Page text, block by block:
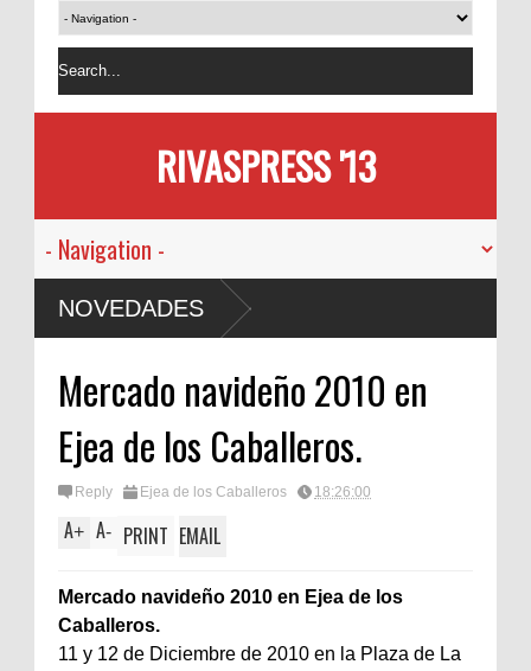
RIVASPRESS '13
NOVEDADES
Mercado navideño 2010 en
Ejea de los Caballeros.
Reply Ejea de los Caballeros 18:26:00
A+ A- PRINT EMAIL
Mercado navideño 2010 en Ejea de los
Caballeros.
11 y 12 de Diciembre de 2010 en la Plaza de La